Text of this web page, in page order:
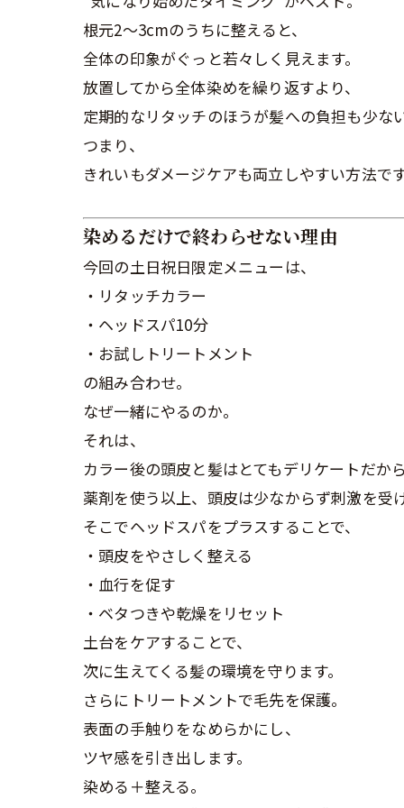
根元2〜3cmのうちに整えると、
全体の印象がぐっと若々しく見えます。
放置してから全体染めを繰り返すより、
定期的なリタッチのほうが髪への負担も少ない
つまり、
きれいもダメージケアも両立しやすい方法です
染めるだけで終わらせない理由
今回の土日祝日限定メニューは、
・リタッチカラー
・ヘッドスパ10分
・お試しトリートメント
の組み合わせ。
なぜ一緒にやるのか。
それは、
カラー後の頭皮と髪はとてもデリケートだから
薬剤を使う以上、頭皮は少なからず刺激を受け
そこでヘッドスパをプラスすることで、
・頭皮をやさしく整える
・血行を促す
・ベタつきや乾燥をリセット
土台をケアすることで、
次に生えてくる髪の環境を守ります。
さらにトリートメントで毛先を保護。
表面の手触りをなめらかにし、
ツヤ感を引き出します。
染める＋整える。